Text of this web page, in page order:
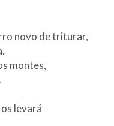
novo de triturar,
montes,
levará